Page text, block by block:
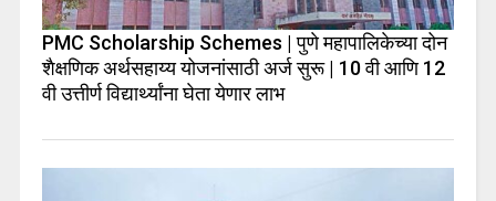
PMC Scholarship Schemes | पुणे महापालिकेच्या दोन
शैक्षणिक अर्थसहाय्य योजनांसाठी अर्ज सुरू | 10 वी आणि 12
वी उत्तीर्ण विद्यार्थ्यांना घेता येणार लाभ